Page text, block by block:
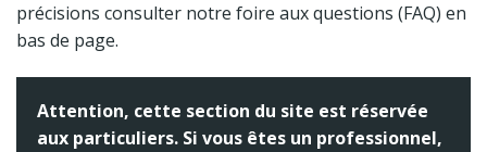
précisions consulter notre foire aux questions (FAQ) en
bas de page.
Attention, cette section du site est réservée
aux particuliers. Si vous êtes un professionnel,